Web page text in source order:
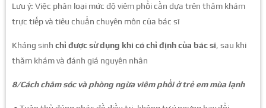
Lưu ý: Việc phân loại mức độ viêm phổi cần dựa trên thăm khám
trực tiếp và tiêu chuẩn chuyên môn của bác sĩ
Kháng sinh chỉ được sử dụng khi có chỉ định của bác sĩ, sau khi
thăm khám và đánh giá nguyên nhân
8/Cách chăm sóc và phòng ngừa viêm phổi ở trẻ em mùa lạnh